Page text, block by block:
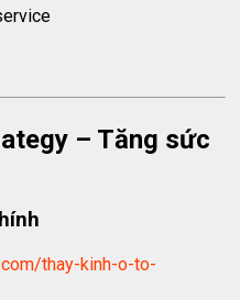
– Tăng sức
thay-kinh-o-to-